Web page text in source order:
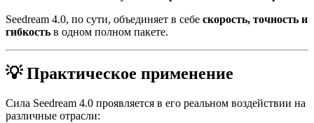
Seedream 4.0, по сути, объединяет в себе скорость, точность и
гибкость в одном полном пакете.
💡 Практическое применение
Сила Seedream 4.0 проявляется в его реальном воздействии на
различные отрасли: